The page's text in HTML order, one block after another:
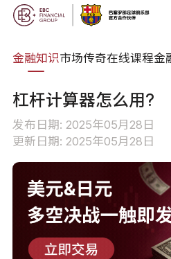
金融知识市场传奇在线课程金
杠杆计算器怎么用?
发布日期: 2025年05月28日
更新日期: 2025年05月28日